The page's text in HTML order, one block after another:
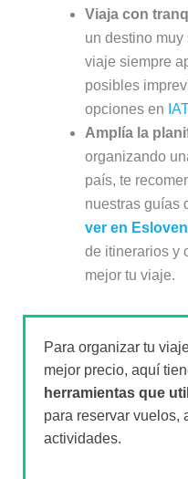
Viaja con
un destino muy
viaje siempre
posibles
opciones en
Amplía la
organizando
país, te
nuestras guías
ver en
de itinerarios y
mejor tu viaje.
Para organizar tu
mejor precio, aquí
herramientas que
para reservar vuelos,
actividades.